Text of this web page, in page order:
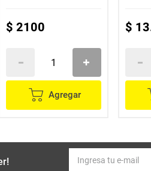
$ 2100
Agregar
$ 13